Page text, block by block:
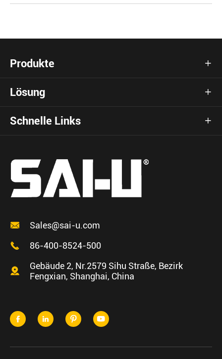
Produkte 
Lösung 
Schnelle Links 

Sales@sai-u.com

86-400-8524-500

Gebäude 2, Nr.2579 Sihu Straße, Bezirk
Fengxian, Shanghai, China
   